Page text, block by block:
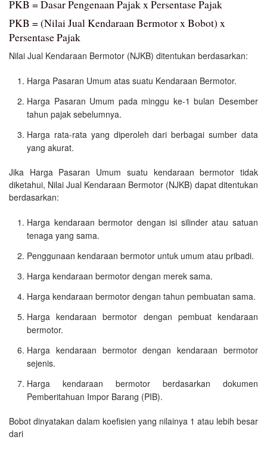
PKB = Dasar Pengenaan Pajak x Persentase Pajak
PKB = (Nilai Jual Kendaraan Bermotor x Bobot) x
Persentase Pajak
Nilai Jual Kendaraan Bermotor (NJKB) ditentukan berdasarkan:
Harga Pasaran Umum atas suatu Kendaraan Bermotor.
Harga Pasaran Umum pada minggu ke-1 bulan Desember
tahun pajak sebelumnya.
Harga rata-rata yang diperoleh dari berbagai sumber data
yang akurat.
Jika Harga Pasaran Umum suatu kendaraan bermotor tidak
diketahui, Nilai Jual Kendaraan Bermotor (NJKB) dapat ditentukan
berdasarkan:
Harga kendaraan bermotor dengan isi silinder atau satuan
tenaga yang sama.
Penggunaan kendaraan bermotor untuk umum atau pribadi.
Harga kendaraan bermotor dengan merek sama.
Harga kendaraan bermotor dengan tahun pembuatan sama.
Harga kendaraan bermotor dengan pembuat kendaraan
bermotor.
Harga kendaraan bermotor dengan kendaraan bermotor
sejenis.
Harga kendaraan bermotor berdasarkan dokumen
Pemberitahuan Impor Barang (PIB).
Bobot dinyatakan dalam koefisien yang nilainya 1 atau lebih besar
dari